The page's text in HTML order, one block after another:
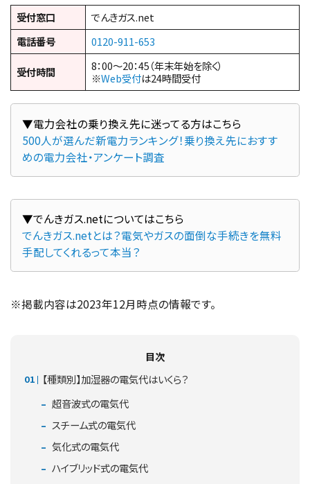
受付窓口
でんきガス.net
電話番号
0120-911-653
受付時間
8：00～20：45（年末年始を除く）
※Web受付は24時間受付
500人が選んだ新電力ランキング！乗り換え先におすす
めの電力会社・アンケート調査
でんきガス.netとは？電気やガスの面倒な手続きを無料
手配してくれるって本当？
※掲載内容は2023年12月時点の情報です。
目次
【種類別】加湿器の電気代はいくら？
超音波式の電気代
スチーム式の電気代
気化式の電気代
ハイブリッド式の電気代